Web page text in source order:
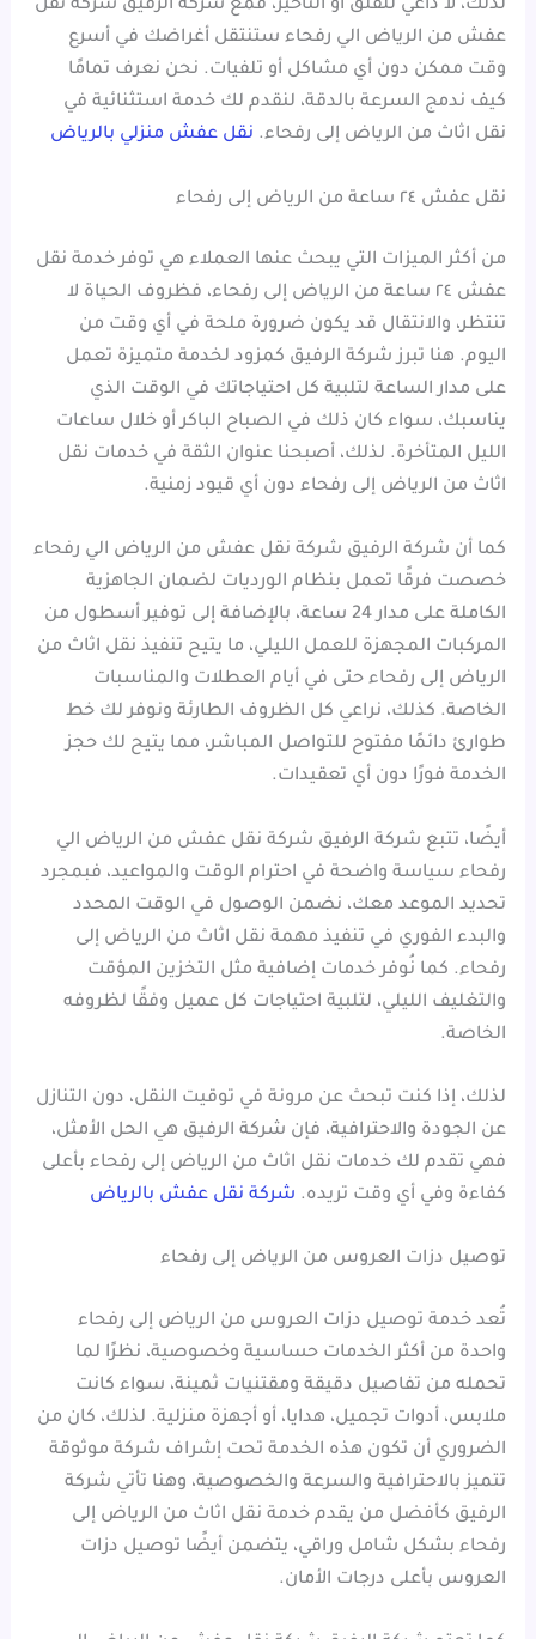
لذلك، لا داعي للقلق أو التأخير، فمع شركة الرفيق شركة نقل
عفش من الرياض الي رفحاء ستنتقل أغراضك في أسرع
وقت ممكن دون أي مشاكل أو تلفيات. نحن نعرف تمامًا
كيف ندمج السرعة بالدقة، لنقدم لك خدمة استثنائية في
نقل اثاث من الرياض إلى رفحاء. نقل عفش منزلي بالرياض
نقل عفش ٢٤ ساعة من الرياض إلى رفحاء
من أكثر الميزات التي يبحث عنها العملاء هي توفر خدمة نقل
عفش ٢٤ ساعة من الرياض إلى رفحاء، فظروف الحياة لا
تنتظر، والانتقال قد يكون ضرورة ملحة في أي وقت من
اليوم. هنا تبرز شركة الرفيق كمزود لخدمة متميزة تعمل
على مدار الساعة لتلبية كل احتياجاتك في الوقت الذي
يناسبك، سواء كان ذلك في الصباح الباكر أو خلال ساعات
الليل المتأخرة. لذلك، أصبحنا عنوان الثقة في خدمات نقل
اثاث من الرياض إلى رفحاء دون أي قيود زمنية.
كما أن شركة الرفيق شركة نقل عفش من الرياض الي رفحاء
خصصت فرقًا تعمل بنظام الورديات لضمان الجاهزية
الكاملة على مدار 24 ساعة، بالإضافة إلى توفير أسطول من
المركبات المجهزة للعمل الليلي، ما يتيح تنفيذ نقل اثاث من
الرياض إلى رفحاء حتى في أيام العطلات والمناسبات
الخاصة. كذلك، نراعي كل الظروف الطارئة ونوفر لك خط
طوارئ دائمًا مفتوح للتواصل المباشر، مما يتيح لك حجز
الخدمة فورًا دون أي تعقيدات.
أيضًا، تتبع شركة الرفيق شركة نقل عفش من الرياض الي
رفحاء سياسة واضحة في احترام الوقت والمواعيد، فبمجرد
تحديد الموعد معك، نضمن الوصول في الوقت المحدد
والبدء الفوري في تنفيذ مهمة نقل اثاث من الرياض إلى
رفحاء. كما نُوفر خدمات إضافية مثل التخزين المؤقت
والتغليف الليلي، لتلبية احتياجات كل عميل وفقًا لظروفه
الخاصة.
لذلك، إذا كنت تبحث عن مرونة في توقيت النقل، دون التنازل
عن الجودة والاحترافية، فإن شركة الرفيق هي الحل الأمثل،
فهي تقدم لك خدمات نقل اثاث من الرياض إلى رفحاء بأعلى
كفاءة وفي أي وقت تريده. شركة نقل عفش بالرياض
توصيل دزات العروس من الرياض إلى رفحاء
تُعد خدمة توصيل دزات العروس من الرياض إلى رفحاء
واحدة من أكثر الخدمات حساسية وخصوصية، نظرًا لما
تحمله من تفاصيل دقيقة ومقتنيات ثمينة، سواء كانت
ملابس، أدوات تجميل، هدايا، أو أجهزة منزلية. لذلك، كان من
الضروري أن تكون هذه الخدمة تحت إشراف شركة موثوقة
تتميز بالاحترافية والسرعة والخصوصية، وهنا تأتي شركة
الرفيق كأفضل من يقدم خدمة نقل اثاث من الرياض إلى
رفحاء بشكل شامل وراقي، يتضمن أيضًا توصيل دزات
العروس بأعلى درجات الأمان.